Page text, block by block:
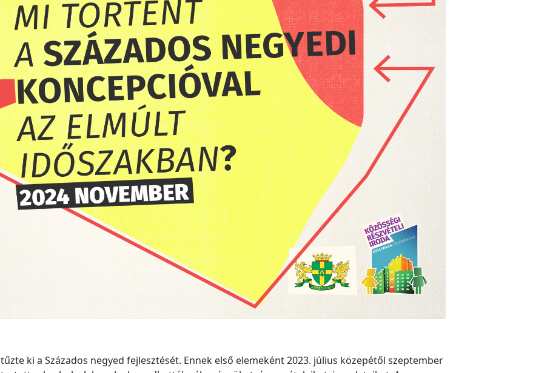
ki a Százados negyed fejlesztését. Ennek első elemeként 2023. július közepétől szeptember